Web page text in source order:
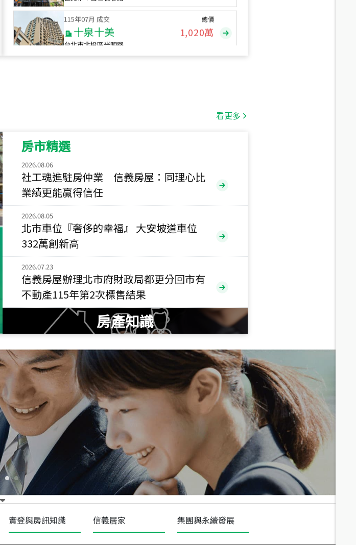
115年07月 成交
十泉十美
台北市北投區光明路
總價
1,020萬
115年07月 成交 總價
115
新北市永和區環河西路二段
115年07月 成交
央央 5,800萬
115年
小西華 1,938萬
115年07月 成交
捷豹
台北市中山區長春路
115年07月 成交
十泉十美
台北市北投區光明路
總價
1,020萬
年 07 月 成交
四維天廈
新竹市新竹市四維路
總價
490萬
115 月 成交
菁英典藏
新竹市新竹市慈祥路
看更多
房市精選
2026.08.06
社工魂進駐房仲業 信義房屋：同理心比
業績更能贏得信任
2026.08.05
北市車位『奢侈的幸福』 大安坡道車位
332萬創新高
2026.07.23
信義房屋辦理北市府財政局都更分回市有
不動產115年第2次標售結果
房產知識
實登與房訊知識 信義居家 集團與永續發展